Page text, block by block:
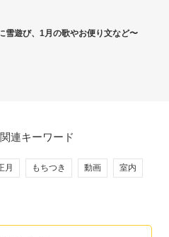
雪遊び、1月の歌やお便り文など〜
連キーワード
月 もちつき 動画 室内